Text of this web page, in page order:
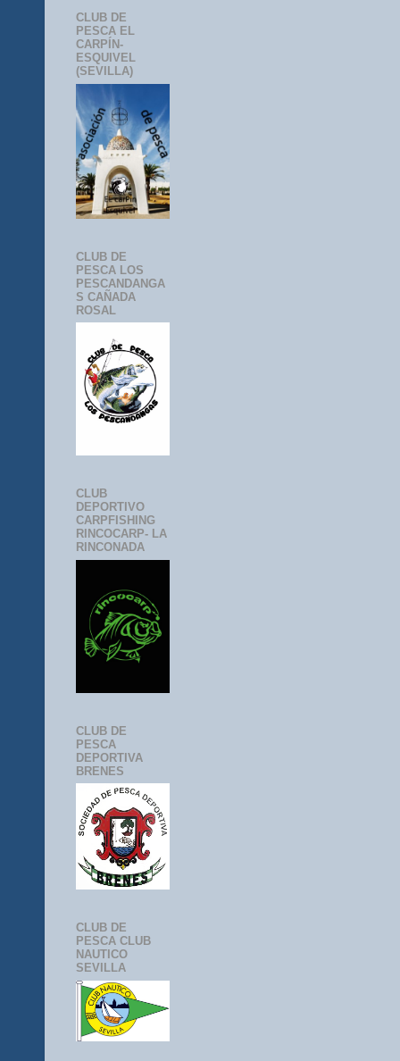
CLUB DE
PESCA EL
CARPÍN-
ESQUIVEL
(SEVILLA)
CLUB DE
PESCA LOS
PESCANDANGA
S CAÑADA
ROSAL
CLUB
DEPORTIVO
CARPFISHING
RINCOCARP- LA
RINCONADA
CLUB DE
PESCA
DEPORTIVA
BRENES
CLUB DE
PESCA CLUB
NAUTICO
SEVILLA